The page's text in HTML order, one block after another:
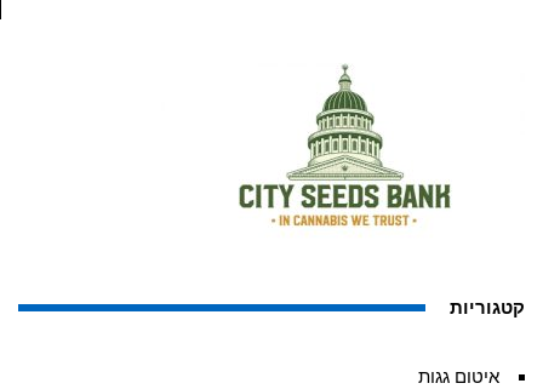
קטגוריות
איטום גגות